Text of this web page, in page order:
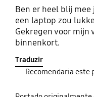
Ben er heel blij
een laptop zou
Gekregen voor mijn
binnenkort.
Traduzir
Recomendaria este